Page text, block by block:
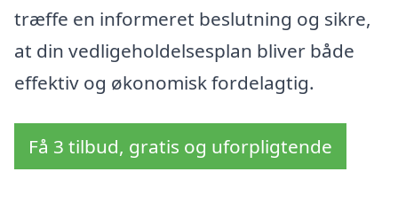
træffe en informeret beslutning og sikre,
at din vedligeholdelsesplan bliver både
effektiv og økonomisk fordelagtig.
Få 3 tilbud, gratis og uforpligtende